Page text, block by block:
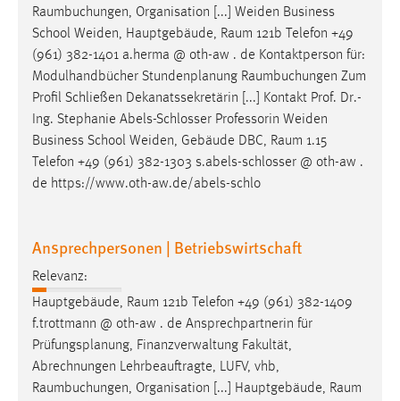
Raumbuchungen, Organisation [...] Weiden Business
School Weiden, Hauptgebäude, Raum 121b Telefon +49
(961) 382-1401 a.herma @ oth-aw . de Kontaktperson für:
Modulhandbücher Stundenplanung Raumbuchungen Zum
Profil Schließen Dekanatssekretärin [...] Kontakt Prof. Dr.-
Ing. Stephanie Abels-Schlosser Professorin Weiden
Business School Weiden, Gebäude DBC, Raum 1.15
Telefon +49 (961) 382-1303 s.abels-schlosser @ oth-aw .
de https://www.oth-aw.de/abels-schlo
Ansprechpersonen | Betriebswirtschaft
Relevanz:
Hauptgebäude, Raum 121b Telefon +49 (961) 382-1409
f.trottmann @ oth-aw . de Ansprechpartnerin für
Prüfungsplanung, Finanzverwaltung Fakultät,
Abrechnungen Lehrbeauftragte, LUFV, vhb,
Raumbuchungen, Organisation [...] Hauptgebäude, Raum